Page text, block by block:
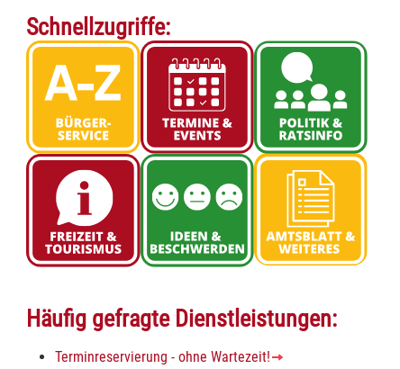
Schnellzugriffe:
Häufig gefragte Dienstleistungen:
Terminreservierung - ohne Wartezeit!